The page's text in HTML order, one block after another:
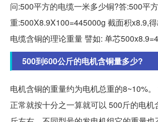
问:500平方的电缆一米多少铜?答:500平
重:500X8.9X100=445000g 截面积x8.9,
电缆含铜的理论重量 譬如: 单芯
500到600公斤的电机含铜量多少?
电机含铜的重量约为电机总重的8~10%
正常就按十分之一算就可以 500斤的电机